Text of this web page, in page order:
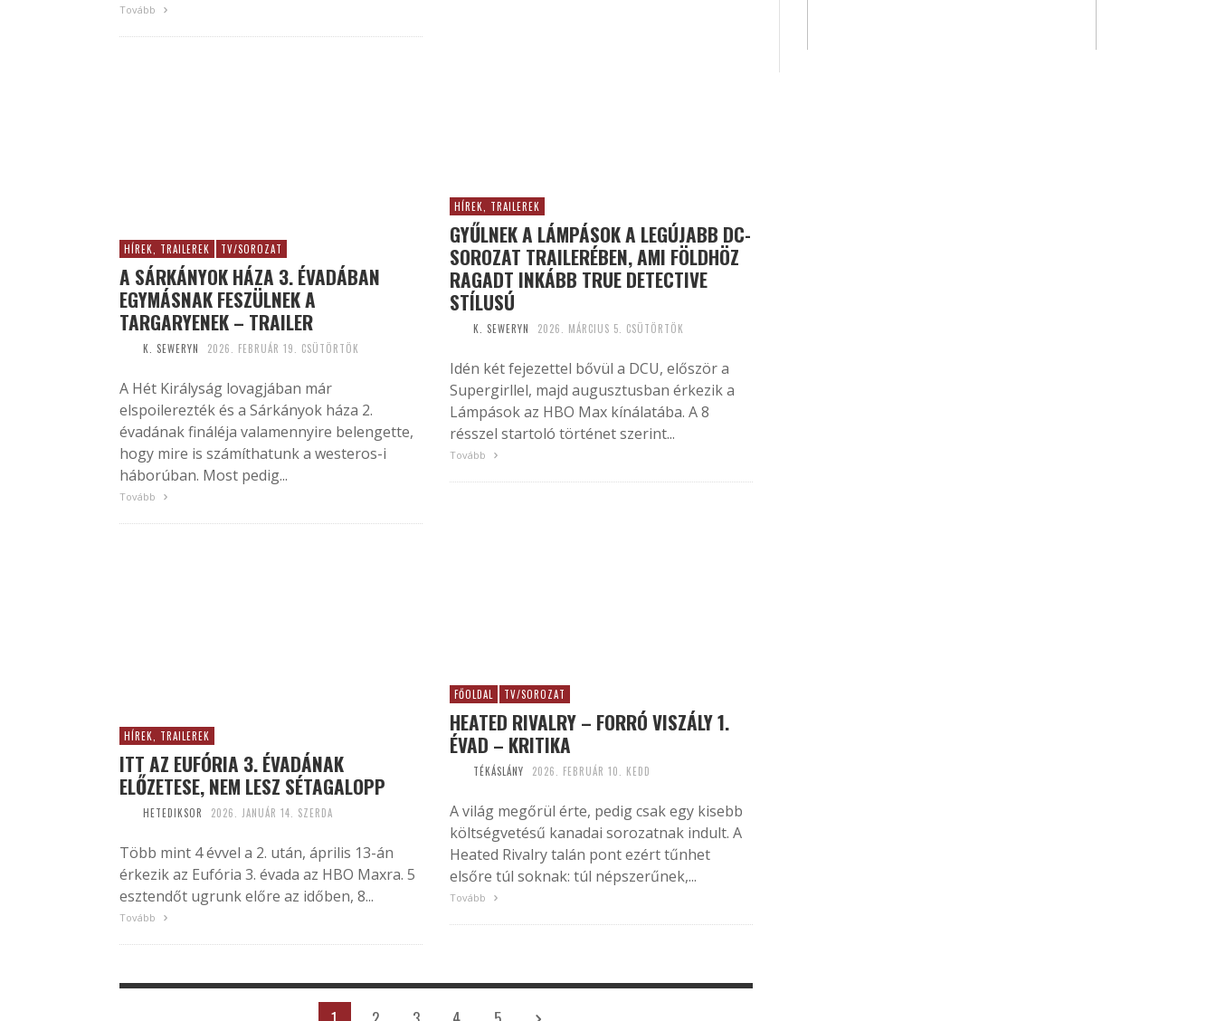
Tovább
HÍREK, TRAILEREK
GYŰLNEK A LÁMPÁSOK A LEGÚJABB DC-
SOROZAT TRAILERÉBEN, AMI FÖLDHÖZ
RAGADT INKÁBB TRUE DETECTIVE
STÍLUSÚ
K. SEWERYN 2026. MÁRCIUS 5. CSÜTÖRTÖK
Idén két fejezettel bővül a DCU, először a
Supergirllel, majd augusztusban érkezik a
Lámpások az HBO Max kínálatába. A 8
résszel startoló történet szerint...
Tovább
HÍREK, TRAILEREK TV/SOROZAT
A SÁRKÁNYOK HÁZA 3. ÉVADÁBAN
EGYMÁSNAK FESZÜLNEK A
TARGARYENEK – TRAILER
K. SEWERYN 2026. FEBRUÁR 19. CSÜTÖRTÖK
A Hét Királyság lovagjában már
elspoilerezték és a Sárkányok háza 2.
évadának fináléja valamennyire belengette,
hogy mire is számíthatunk a westeros-i
háborúban. Most pedig...
Tovább
FŐOLDAL TV/SOROZAT
HEATED RIVALRY – FORRÓ VISZÁLY 1.
ÉVAD – KRITIKA
TÉKÁSLÁNY 2026. FEBRUÁR 10. KEDD
A világ megőrül érte, pedig csak egy kisebb
költségvetésű kanadai sorozatnak indult. A
Heated Rivalry talán pont ezért tűnhet
elsőre túl soknak: túl népszerűnek,...
Tovább
HÍREK, TRAILEREK
ITT AZ EUFÓRIA 3. ÉVADÁNAK
ELŐZETESE, NEM LESZ SÉTAGALOPP
HETEDIKSOR 2026. JANUÁR 14. SZERDA
Több mint 4 évvel a 2. után, április 13-án
érkezik az Eufória 3. évada az HBO Maxra. 5
esztendőt ugrunk előre az időben, 8...
Tovább